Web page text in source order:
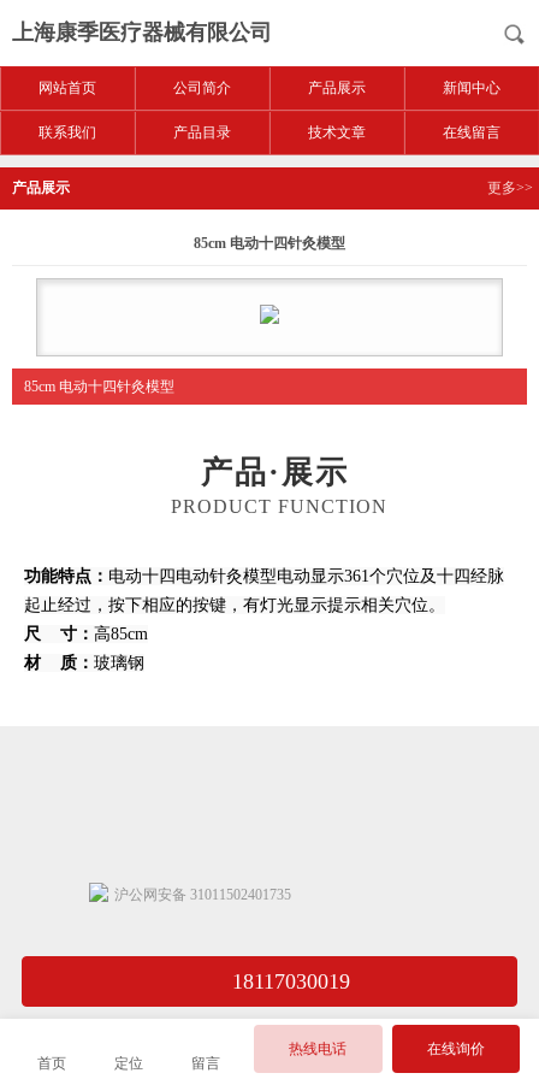
上海康季医疗器械有限公司
网站首页 公司简介 产品展示 新闻中心
联系我们 产品目录 技术文章 在线留言
产品展示 更多>>
85cm 电动十四针灸模型
85cm 电动十四针灸模型
产品·展示
PRODUCT FUNCTION
功能特点： 电动十四电动针灸模型电动显示361个穴位及十四经脉
起止经过，按下相应的按键，有灯光显示提示相关穴位。
尺 寸： 高85cm
材 质： 玻璃钢
18117030019
首页 定位 留言
热线电话 在线询价
沪公网安备 31011502401735